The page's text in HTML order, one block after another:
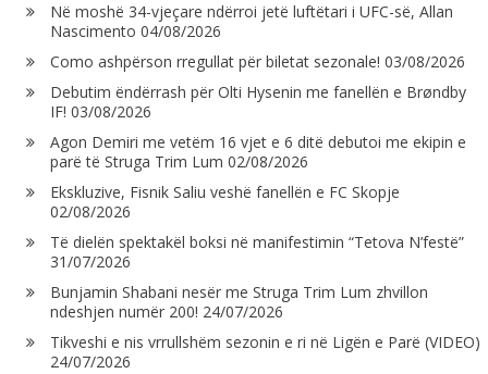
Në moshë 34-vjeçare ndërroi jetë luftëtari i UFC-së, Allan
Nascimento 04/08/2026
Como ashpërson rregullat për biletat sezonale! 03/08/2026
Debutim ëndërrash për Olti Hysenin me fanellën e Brøndby
IF! 03/08/2026
Agon Demiri me vetëm 16 vjet e 6 ditë debutoi me ekipin e
parë të Struga Trim Lum 02/08/2026
Ekskluzive, Fisnik Saliu veshë fanellën e FC Skopje
02/08/2026
Të dielën spektakël boksi në manifestimin “Tetova N’festë”
31/07/2026
Bunjamin Shabani nesër me Struga Trim Lum zhvillon
ndeshjen numër 200! 24/07/2026
Tikveshi e nis vrrullshëm sezonin e ri në Ligën e Parë (VIDEO)
24/07/2026